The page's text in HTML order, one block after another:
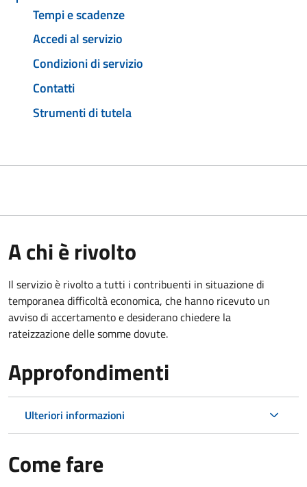
Tempi e scadenze
Accedi al servizio
Condizioni di servizio
Contatti
Strumenti di tutela
A chi è rivolto
Il servizio è rivolto a tutti i contribuenti in situazione di
temporanea difficoltà economica, che hanno ricevuto un
avviso di accertamento e desiderano chiedere la
rateizzazione delle somme dovute.
Approfondimenti
Ulteriori informazioni
Come fare